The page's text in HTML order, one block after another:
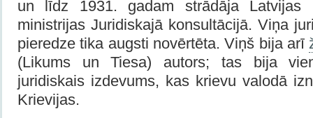
un līdz 1931. gadam strādāja Latvijas
ministrijas Juridiskajā konsultācijā. Viņa
pieredze tika augsti novērtēta. Viņš bija arī
(Likums un Tiesa) autors; tas bija
juridiskais izdevums, kas krievu valodā
Krievijas.